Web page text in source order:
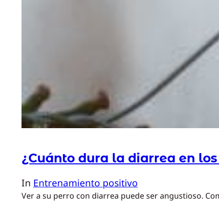
¿Cuánto dura la diarrea en
In Entrenamiento positivo
Ver a su perro con diarrea puede ser angustioso.